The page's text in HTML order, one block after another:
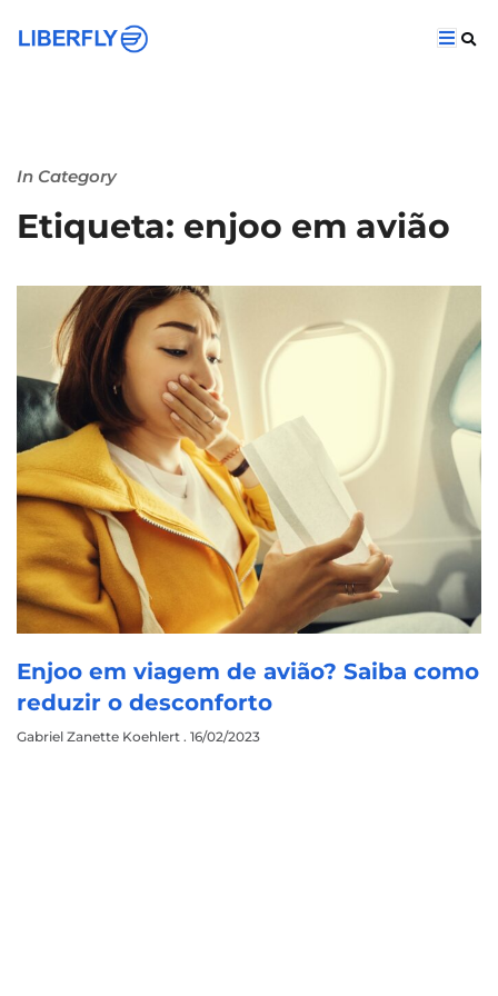
In Category
Etiqueta: enjoo em avião
Enjoo em viagem de avião? Saiba como
reduzir o desconforto
Gabriel Zanette Koehlert 16/02/2023